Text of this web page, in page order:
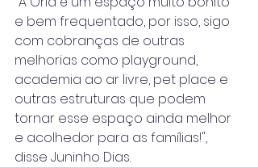
e bem frequentado, por isso, sigo
com cobranças de outras
melhorias como playground,
academia ao ar livre, pet place e
outras estruturas que podem
tornar esse espaço ainda melhor
e acolhedor para as famílias!",
disse Juninho Dias.